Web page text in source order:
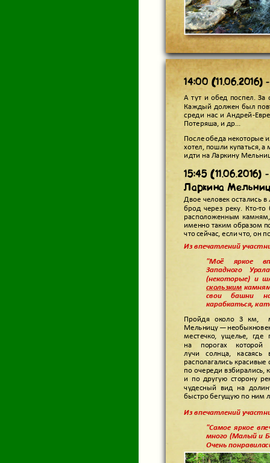
14:00
А тут и обед поспел. За
Каждый должен был
среди нас и Андрей-
гулёна, Саша-
Потеряша, и др...
После обеда некоторые
хотел, пошли купаться,
идти на Ларкину
15:45
Ларкина
Двое человек остались
брод через
то пытаясь
то и вовсе
именно таким образом
что сейчас, если что, он
Из впечатлений
"Моё яркое
Западного
(некоторые) и
скользким
свои башни
карабкаться,
Пройдя около 3 км,
Мельницу —
местечко, ущелье, где
на порогах которой
лучи солнца,
располагались
по очереди взбирались,
и по другую сторону
чудесный вид на
быстро бегущую по ним
Из впечатлений
"Самое яркое
много (Малый и
Очень